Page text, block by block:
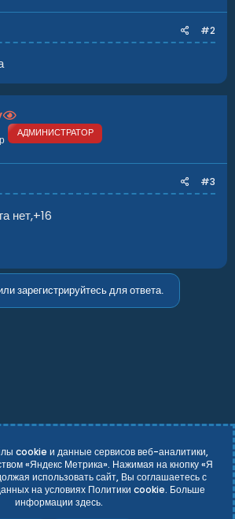
#2
АДМИНИСТРАТОР
#3
нет,+16
зарегистрируйтесь для ответа.
и правила
Справка Главная
R